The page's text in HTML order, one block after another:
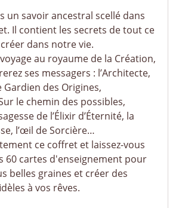
un savoir ancestral scellé dans
Il contient les secrets de tout ce
dans notre vie.
au royaume de la Création,
ses messagers : l’Architecte,
Gardien des Origines,
le chemin des possibles,
de l’Élixir d’Éternité, la
l’œil de Sorcière…
ce coffret et laissez-vous
60 cartes d'enseignement pour
belles graines et créer des
à vos rêves.